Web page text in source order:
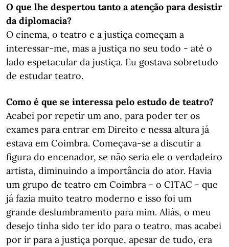
O que lhe despertou tanto a atenção para desistir
da diplomacia?
O cinema, o teatro e a justiça começam a
interessar-me, mas a justiça no seu todo - até o
lado espetacular da justiça. Eu gostava sobretudo
de estudar teatro.
Como é que se interessa pelo estudo de teatro?
Acabei por repetir um ano, para poder ter os
exames para entrar em Direito e nessa altura já
estava em Coimbra. Começava-se a discutir a
figura do encenador, se não seria ele o verdadeiro
artista, diminuindo a importância do ator. Havia
um grupo de teatro em Coimbra - o CITAC - que
já fazia muito teatro moderno e isso foi um
grande deslumbramento para mim. Aliás, o meu
desejo tinha sido ter ido para o teatro, mas acabei
por ir para a justiça porque, apesar de tudo, era